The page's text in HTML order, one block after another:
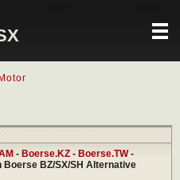
- Boerse.KZ - Boerse.TW-
Boerse BZ/SX/SH Alternative